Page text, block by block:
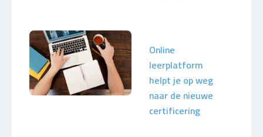
Online
leerplatform
helpt je op weg
naar de nieuwe
certificering